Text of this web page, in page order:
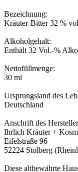
Bezeichnung:
Kräuter-Bitter 32 %
Alkoholgehalt:
Enthält 32 Vol.-%
Nettofüllmenge:
30 ml
Ursprungsland des
Deutschland
Anschrift des
Ihrlich Kräuter +
Eifelstraße 96
52224 Stolberg
Diese altbewährte